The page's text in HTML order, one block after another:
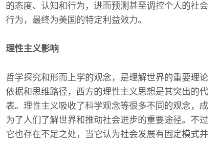
的态度、认知和行为，进而预测甚至调控个人的社会
行为，最终为美国的特定利益效力。
理性主义影响
哲学探究和形而上学的观念，是理解世界的重要理论
依据和思维路径，西方的理性主义思想是其突出的代
表。理性主义吸收了科学观念等很多不同的观念，成
为了人们了解世界和推动社会进步的重要途径。不过
它也存在不足之处，当它认为社会发展有固定模式并